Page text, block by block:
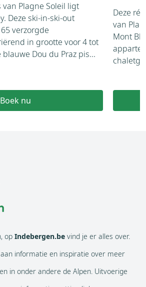
Plagne Soleil ligt
Deze ski-in-ski-out
verzorgde
in grootte voor 4 tot
Dou du Praz pis...
Boek nu
Deze
van
Mont
op Indebergen.be vind je er alles over.
informatie en inspiratie over meer
in onder andere de Alpen. Uitvoerige